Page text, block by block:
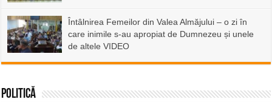
Întâlnirea Femeilor din Valea Almăjului – o zi în
care inimile s-au apropiat de Dumnezeu și unele
de altele VIDEO
Politică